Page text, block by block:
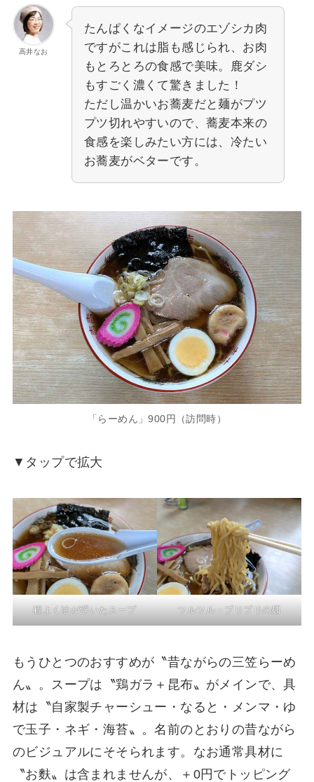
高井なお
たんぱくなイメージのエゾシカ肉
ですがこれは脂も感じられ、お肉
もとろとろの食感で美味。鹿ダシ
もすごく濃くて驚きました！
ただし温かいお蕎麦だと麺がプツ
プツ切れやすいので、蕎麦本来の
食感を楽しみたい方には、冷たい
お蕎麦がベターです。
「らーめん」900円（訪問時）
▼タップで拡大
程よく油が浮いたスープ ツルツル・プリプリの麺
もうひとつのおすすめが〝昔ながらの三笠らーめ
ん〟。スープは〝鶏ガラ＋昆布〟がメインで、具
材は〝自家製チャーシュー・なると・メンマ・ゆ
で玉子・ネギ・海苔〟。名前のとおりの昔ながら
のビジュアルにそそられます。なお通常具材に
〝お麩〟は含まれませんが、＋0円でトッピング